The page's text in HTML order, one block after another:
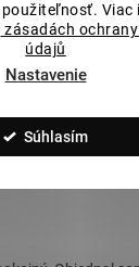
Viac
zásadách
údajů
Nastavenie
Súhlasím
PODOBNÉ
5 hviezdičiek.